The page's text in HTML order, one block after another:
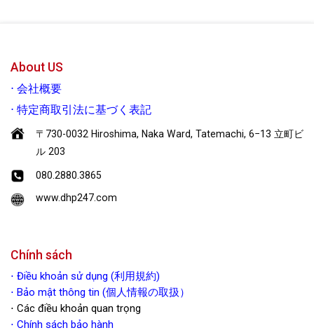
About US
⋅ 会社概要
⋅ 特定商取引法に基づく表記
〒730-0032 Hiroshima, Naka Ward, Tatemachi, 6−13 立町ビ
ル 203
080.2880.3865
www.dhp247.com
Chính sách
⋅ Điều khoản sử dụng (利用規約)
⋅ Bảo mật thông tin (個人情報の取扱）
⋅ Các điều khoản quan trọng
⋅ Chính sách bảo hành